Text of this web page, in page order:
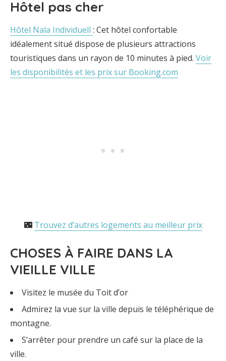
Hôtel pas cher
Hôtel Nala Individuell : Cet hôtel confortable
idéalement situé dispose de plusieurs attractions
touristiques dans un rayon de 10 minutes à pied. Voir
les disponibilités et les prix sur Booking.com
🌃 Trouvez d’autres logements au meilleur prix
CHOSES À FAIRE DANS LA
VIEILLE VILLE
Visitez le musée du Toit d’or
Admirez la vue sur la ville depuis le téléphérique de
montagne.
S’arrêter pour prendre un café sur la place de la
ville.